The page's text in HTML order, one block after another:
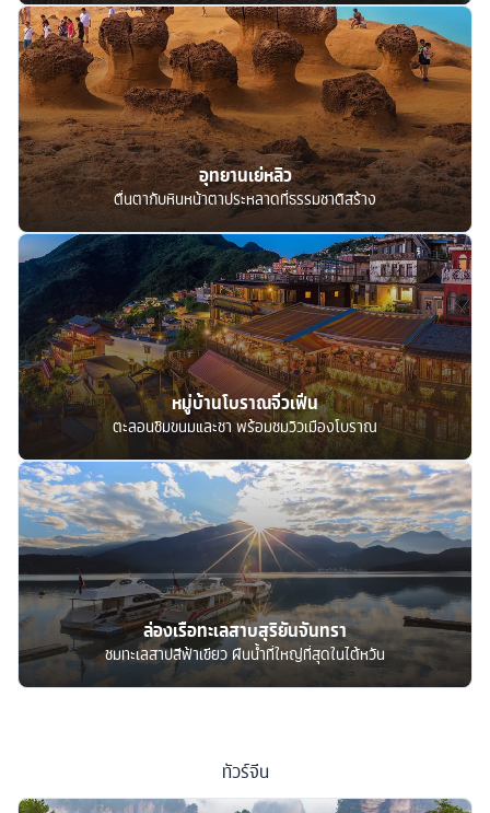
อุทยานเย่หลิว
ตื่นตากับหินหน้าตาประหลาดที่ธรรมชาติสร้าง
หมู่บ้านโบราณจิ่วเฟิ่น
ตะลอนชิมขนมและชา พร้อมชมวิวเมืองโบราณ
ล่องเรือทะเลสาบสุริยันจันทรา
ชมทะเลสาปสีฟ้าเขียว ผืนน้ำที่ใหญ่ที่สุดในไต้หวัน
ทัวร์จีน